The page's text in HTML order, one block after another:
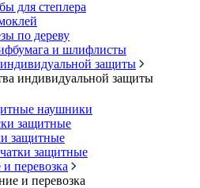
для степлера
по дереву
и шлифлисты
защиты
индивидуальной защиты
наушники
защитные
защитные
защитные
перевозка
и перевозка